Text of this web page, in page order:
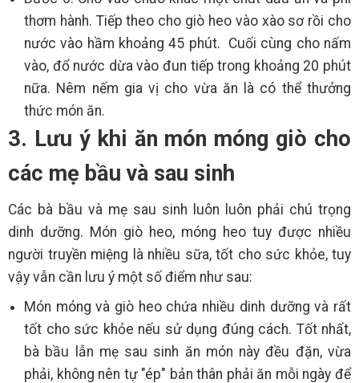
thơm hành. Tiếp theo cho giò heo vào xào sơ rồi cho
nước vào hầm khoảng 45 phút. Cuối cùng cho nấm
vào, đổ nước dừa vào đun tiếp trong khoảng 20 phút
nữa. Nêm nếm gia vị cho vừa ăn là có thể thưởng
thức món ăn.
3. Lưu ý khi ăn món móng giò cho
các mẹ bầu và sau sinh
Các bà bầu và mẹ sau sinh luôn luôn phải chú trọng
dinh dưỡng. Món giò heo, móng heo tuy được nhiều
người truyền miệng là nhiều sữa, tốt cho sức khỏe, tuy
vậy vẫn cần lưu ý một số điểm như sau:
Món móng và giò heo chứa nhiều dinh dưỡng và rất
tốt cho sức khỏe nếu sử dụng đúng cách. Tốt nhất,
bà bầu lẫn mẹ sau sinh ăn món này đều đặn, vừa
phải, không nên tự "ép" bản thân phải ăn mỗi ngày để